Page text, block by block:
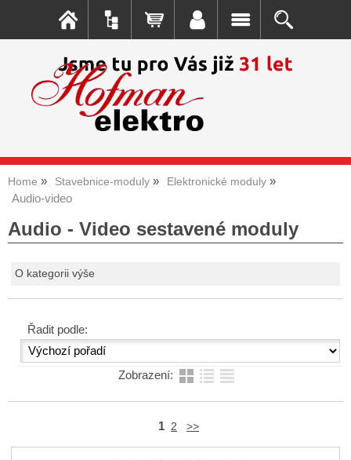
Home Stavebnice-moduly Elektronické moduly
Audio-video
Audio - Video sestavené moduly
O kategorii výše
Řadit podle:
Zobrazení:
1 2 >>